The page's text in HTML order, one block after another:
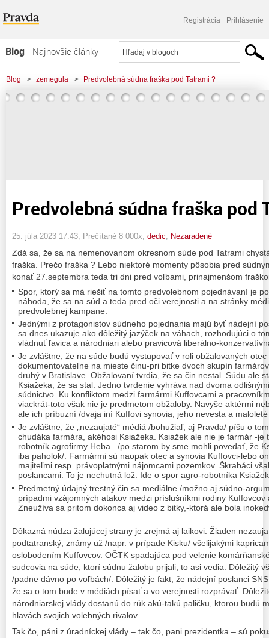
Registrácia Prihlásenie
Blog
Najnovšie články
Najčítanejšie články
Najkomentovanejšie články
Blog > zemegula > Predvolebná súdna fraška pod Tatrami ?
Predvolebná súdna fraška pod
25. júla 2023 17:43 , Prečítané 8 000x, dedic Nezaradené
Zdá sa, že sa na nemenovanom okresnom súde pod Tatrami
fraška. Prečo fraška ? Lebo niektoré momenty pôsobia pred
konať 27.septembra teda tri dni pred voľbami, prinajmenšom
Spor, ktorý sa má riešiť na tomto predvolebnom pojednávaní je
náhoda, že sa na súd a teda pred oči verejnosti a na stránky
predvolebnej kampane.
Jednými z protagonistov súdneho pojednania majú byť nádejní
sa dnes ukazuje ako dôležitý jazýček na váhach, rozhodujúci o
vládnuť ľavica a národniari alebo pravicová liberálno-
Je zvláštne, že na súde budú vystupovať v roli obžalovaných
dokumentovateľne na mieste činu-pri bitke dvoch skupín
druhý v Bratislave. Obžalovaní tvrdia, že sa čin nestal. Súdu ale
Ksiažeka, že sa stal. Jedno tvrdenie vyhráva nad dvoma
súdnictvo. Ku konfliktom medzi farmármi Kuffovcami a
viackrát-toto však nie je predmetom obžaloby. Navyše aktérmi
ale ich príbuzní /dvaja iní Kuffovi synovia, jeho nevesta a
Je zvláštne, že „nezaujaté“ médiá /bohužiaľ, aj Pravda/ píšu o
chudáka farmára, akéhosi Ksiažeka. Ksiažek ale nie je farmár -je
robotník agrofirmy Heba.. /po starom by sme mohli povedať, že
iba paholok/. Farmármi sú naopak otec a synovia Kuffovci-lebo
majiteľmi resp. právoplatnými nájomcami pozemkov. Škrabáci
poslancami. To je nechutná lož. Ide o spor agro-robotníka
Predmetný údajný trestný čin sa mediálne /možno aj súdno-
prípadmi vzájomných atakov medzi príslušníkmi rodiny
Zneužíva sa pritom dokonca aj video z bitky,-ktorá ale bola
Dôkazná núdza žalujúcej strany je zrejmá aj laikovi. Žiaden
podtatranský, známy už /napr. v prípade Kisku/ všelijakými
oslobodením Kuffovcov. OČTK spadajúca pod velenie
sudcovia na súde, ktorí súdnu žalobu prijali, to asi vedia. Dôležitý
/padne dávno po voľbách/. Dôležitý je fakt, že nádejní poslanci
že sa o tom bude v médiách písať a vo verejnosti rozprávať.
národniarskej vlády dostanú do rúk akú-takú paličku, ktorou budú
hlavách svojich volebných rivalov.
Tak čo, páni z úradníckej vlády – tak čo, pani prezidentka – sú